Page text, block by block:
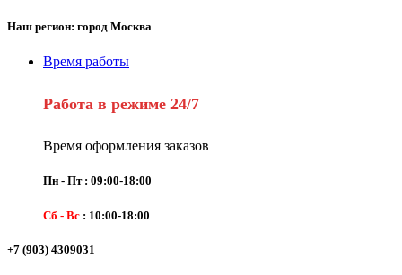
Наш регион: город Москва
Время работы
Работа в режиме 24/7
Время оформления заказов
Пн - Пт : 09:00-18:00
Сб - Вс : 10:00-18:00
+7 (903) 4309031